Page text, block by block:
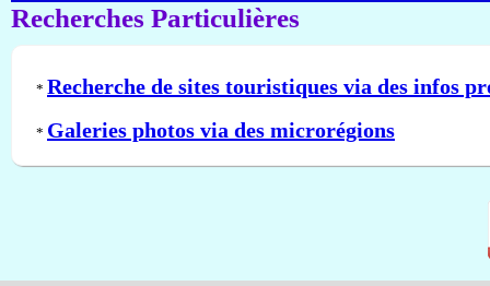
Recherches Particulières
* Recherche de sites touristiques via des infos
* Galeries photos via des microrégions